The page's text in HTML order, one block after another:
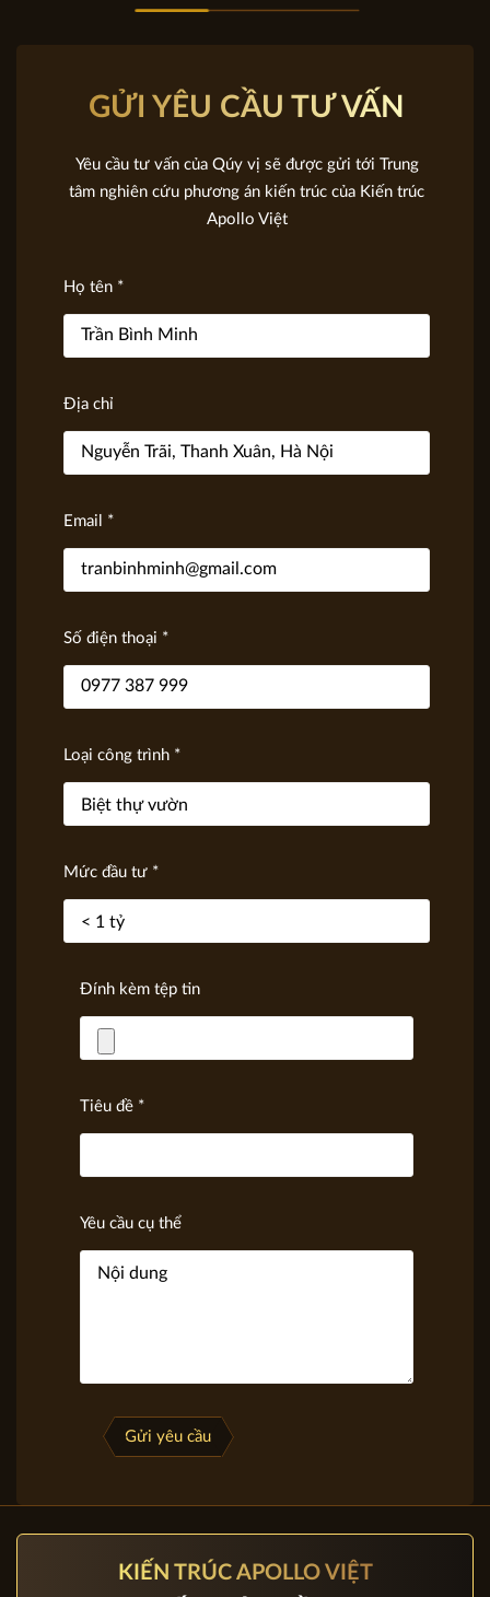
GỬI YÊU CẦU TƯ VẤN
Yêu cầu tư vấn của Qúy vị sẽ được gửi tới Trung
tâm nghiên cứu phương án kiến trúc của Kiến trúc
Apollo Việt
Họ tên *
Địa chỉ
Email *
Số điện thoại *
Loại công trình *
Mức đầu tư *
Đính kèm tệp tin
Tiêu đề *
Yêu cầu cụ thể
Gửi yêu cầu
KIẾN TRÚC APOLLO VIỆT